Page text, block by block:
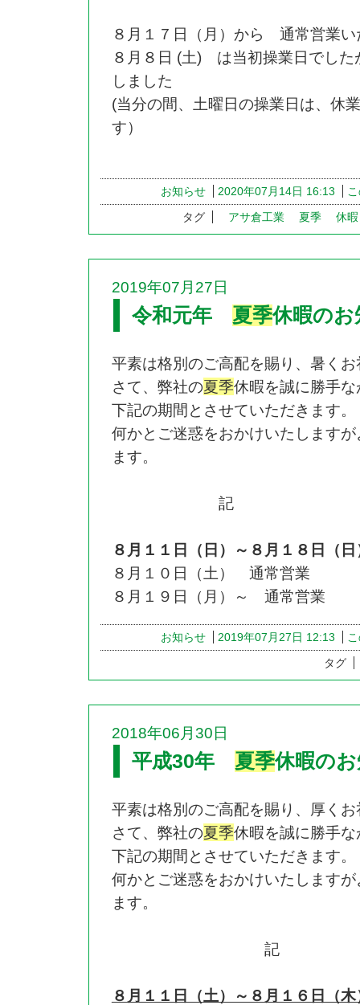
８月１７日（月）から 通常営業い
８月８日 (土) は当初操業日でした
しました
(当分の間、土曜日の操業日は、休
す）
お知らせ 2020年07月14日 16:13
タグ
アサ倉工業 夏季 休暇
2019年07月27日
令和元年 夏季休暇のお
平素は格別のご高配を賜り、暑く
さて、弊社の夏季休暇を誠に勝手な
下記の期間とさせていただきます。
何かとご迷惑をおかけいたします
ます。
記
８月１１日（日）～８月１８日（
８月１０日（土） 通常営業
８月１９日（月）～ 通常営業
お知らせ 2019年07月27日 12:13
タグ
2018年06月30日
平成30年 夏季休暇の
平素は格別のご高配を賜り、厚く
さて、弊社の夏季休暇を誠に勝手な
下記の期間とさせていただきます。
何かとご迷惑をおかけいたします
ます。
記
８月１１日（土）～８月１６日（